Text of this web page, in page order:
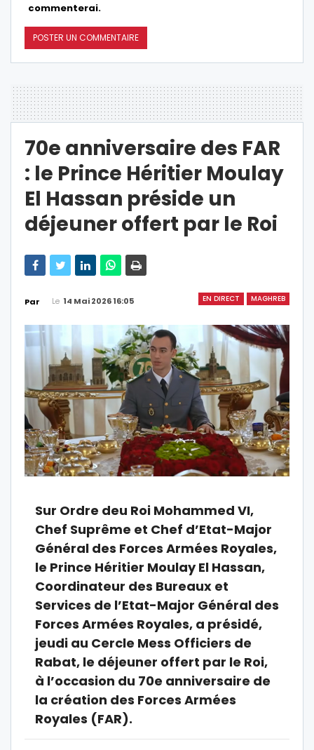
commenterai.
70e anniversaire des FAR
: le Prince Héritier Moulay
El Hassan préside un
déjeuner offert par le Roi
EN DIRECT MAGHREB
Par Le 14 Mai 2026 16:05
Sur Ordre deu Roi Mohammed VI,
Chef Suprême et Chef d’Etat-Major
Général des Forces Armées Royales,
le Prince Héritier Moulay El Hassan,
Coordinateur des Bureaux et
Services de l’Etat-Major Général des
Forces Armées Royales, a présidé,
jeudi au Cercle Mess Officiers de
Rabat, le déjeuner offert par le Roi,
à l’occasion du 70e anniversaire de
la création des Forces Armées
Royales (FAR).